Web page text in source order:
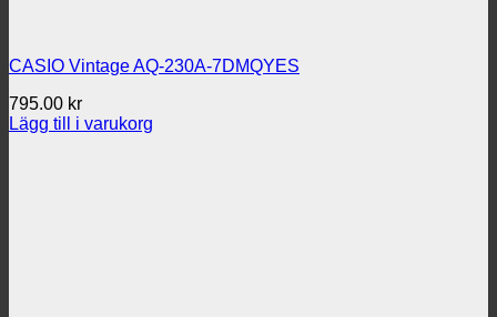
CASIO Vintage AQ-230A-7DMQYES
795.00 kr
Lägg till i varukorg